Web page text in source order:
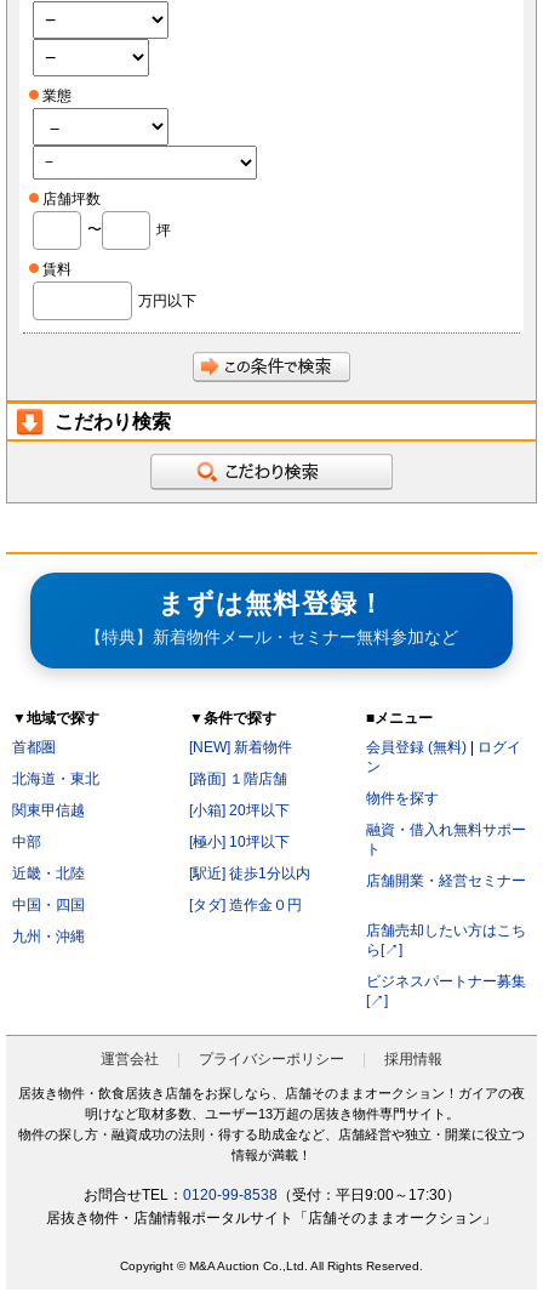
破産状態もしくはそれと同等の状態にあり、信用状態が著しく悪化している者
差押え、仮差押え、仮処分、租税滞納処分等を受けている者
二重に会員登録している者
当社、本サービス、又は他の会員の信用もしくは権利を侵害する恐れがあると当社が
公序良俗に反する行為をした者
前項の措置により会員が損害を被った場合でも、当社はその責任を負わないものとします。
会員は当社が書面で承認する場合を除き、会員としての地位をいかなる第三者にも譲渡でき
ないものとします。
会員は、当社へ報告した自らに関する情報に変更が生じた場合、当社が指定する方法で最新
の情報を当社へ報告するものとします。なお、本項の報告をしなかったことにより、会員が
会員は、当社へ報告した自らに関する情報の変更を希望する場合、また、退会を希望する場
合、当社所定の手続きに従っておこなうものとします。
（以下「導入店」）から付与されたIDおよびパスワード(以下「ID」)をいかなる第三者にも
開示し、もしくは利用させてはならないものとします。
使用、不正使用等により会員に損害が生じた場合においても、当社は一切の責任を負いませ
ん。
会員は、紛失、喪失、盗難、誤使用、不正使用等が発生した場合、もしくは第三者に知られ
た場合、またそのおそれがある場合、速やかに当社もしくは導入店にその旨を報告し、指示
に従うものとします。
第4条（個人情報）
当社もしくは導入店は、会員から得た個人情報(以下「個人情報」)を本サービス運営、店舗
者も含みます）、導入店、導入店の関連会社、本サービスの会員・業務委託先・フランチャ
裁判所・警察等の要請がある場合を除きます。
会員が自らの個人情報の変更もしくは削除を希望する場合、当社および導入店へそれぞれ連
絡するものとし、当社もしくは導入店は本人確認等の所定の手続きを経て、個人情報を変更
もしくは削除するものとします。
会員は、本サービスを通じて個人情報を取得した場合、自己の責任で個人情報保護に関する
第5条（秘密保持）
会員が本サービスを利用するうえで当社もしくは導入店へ開示した情報および提出した資料
は、原則として本サービスの利用者に公開されるものとし、当社もしくは導入店は当該情報
前項にかかわらず、会員が秘密である旨を付して当社もしくは導入店へ開示し、当社もしく
は導入店がそれに同意した情報について、当社もしくは導入店は本サービスの運営に最低限
必要な会社、当社もしくは導入店の役員、従業員、関連会社、本サービスの再委託先、監査
法人、税理士、弁護士を除く第三者に対して開示漏洩しないものとします。
会員は、当社もしくは導入店から秘密である旨を付して会員へ開示した情報を、会員の役
員、従業員、監査法人、税理士、弁護士を除く第三者へ開示漏洩しないことに同意します。
員は同意します。
開示された時点で被開示者が既に知っていた情報
開示された情報と無関係に、被開示者が自ら開発、創作した情報
いものとします。
サービス提供用のシステムの保守または工事の都合上やむを得ない場合
火災・停電などによりサービスの提供ができないと当社が判断した場合
地震、噴火、洪水、津波などの天災、若しくは戦争、変乱、暴動、騒乱、労働争議等により
サービスの提供ができないと当社が判断した場合
電気通信事業者、電力会社等の公共のインフラ提供者の責により、電気通信サービスが停止
した場合
当社が利用する電気通信設備に障害が発生した場合
第7条（禁止行為）
会員は以下の各号に該当する行為をおこなってはならないものとします。
他の会員に成りすまし、本サービスを利用する行為
当社および他の会員に不利益を与える行為
業態
店舗坪数
〜
坪
賃料
万円以下
こだわり検索
まずは無料登録！
【特典】新着物件メール・セミナー無料参加など
▼地域で探す
首都圏
北海道・東北
関東甲信越
中部
近畿・北陸
中国・四国
九州・沖縄
▼条件で探す
[NEW] 新着物件
[路面] １階店舗
[小箱] 20坪以下
[極小] 10坪以下
[駅近] 徒歩1分以内
[タダ] 造作金０円
■メニュー
会員登録 (無料)
ログイ
ン
物件を探す
融資・借入れ無料サポー
ト
店舗開業・経営セミナー
店舗売却したい方はこち
ら[↗]
ビジネスパートナー募集
[↗]
運営会社 プライバシーポリシー 採用情報
居抜き物件・飲食居抜き店舗をお探しなら、店舗そのままオークション！ガイアの夜
明けなど取材多数、ユーザー13万超の居抜き物件専門サイト。
物件の探し方・融資成功の法則・得する助成金など、店舗経営や独立・開業に役立つ
情報が満載！
お問合せTEL： 0120-99-8538（受付：平日9:00～17:30）
居抜き物件・店舗情報ポータルサイト「店舗そのままオークション」
Copyright © M&A Auction Co.,Ltd. All Rights Reserved.